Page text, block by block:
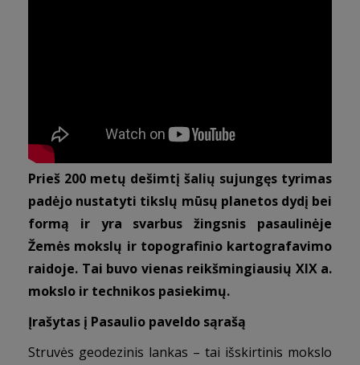
Prieš 200 metų dešimtį šalių sujungęs tyrimas
padėjo nustatyti tikslų mūsų planetos dydį bei
formą ir yra svarbus žingsnis pasaulinėje
Žemės mokslų ir topografinio kartografavimo
raidoje. Tai buvo vienas reikšmingiausių XIX a.
mokslo ir technikos pasiekimų.
Įrašytas į Pasaulio paveldo sąrašą
Struvės geodezinis lankas – tai išskirtinis mokslo